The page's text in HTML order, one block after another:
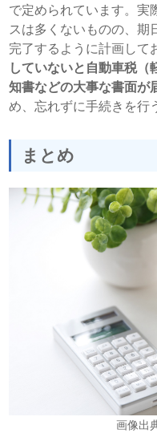
で定められています。実
スは多くないものの、期
完了するように計画して
していないと自動車税
知書などの大事な書面が
め、忘れずに手続きを行
まとめ
画像出